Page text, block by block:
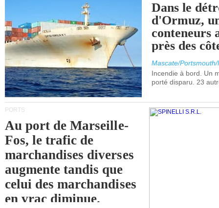
Dans le
d'Ormuz,
conteneurs
près des
Mascate/
Incendie à bord. Un
porté disparu. 23
PORTS
Au port de Marseille-
Fos, le trafic de
marchandises diverses
augmente tandis que
celui des marchandises
en vrac diminue.